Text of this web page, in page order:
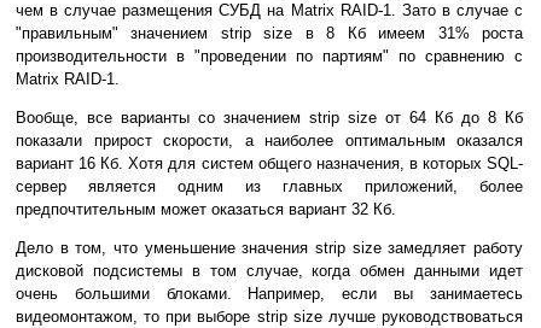
чем в случае размещения СУБД на Matrix RAID-1. Зато в случае с
"правильным" значением strip size в 8 Кб имеем 31% роста
производительности в "проведении по партиям" по сравнению с
Matrix RAID-1.
Вообще, все варианты со значением strip size от 64 Кб до 8 Кб
показали прирост скорости, а наиболее оптимальным оказался
вариант 16 Кб. Хотя для систем общего назначения, в которых SQL-
сервер является одним из главных приложений, более
предпочтительным может оказаться вариант 32 Кб.
Дело в том, что уменьшение значения strip size замедляет работу
дисковой подсистемы в том случае, когда обмен данными идет
очень большими блоками. Например, если вы занимаетесь
видеомонтажом, то при выборе strip size лучше руководствоваться